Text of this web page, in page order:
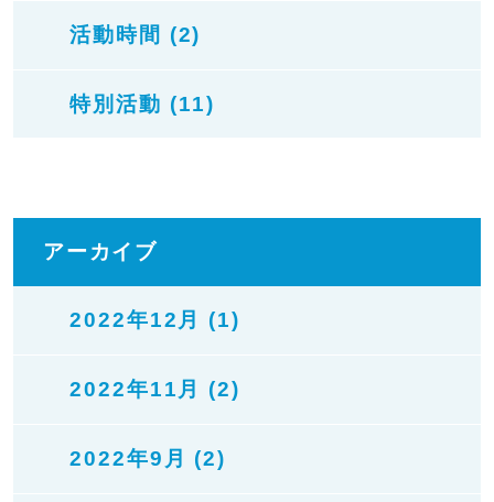
活動時間 (2)
特別活動 (11)
アーカイブ
2022年12月 (1)
2022年11月 (2)
2022年9月 (2)